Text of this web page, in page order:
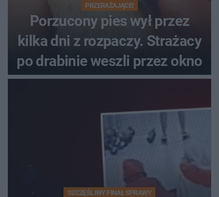
PRZERAŻAJĄCE!
Porzucony pies wył przez
kilka dni z rozpaczy. Strażacy
po drabinie weszli przez okno
SZCZĘŚLIWY FINAŁ SPRAWY